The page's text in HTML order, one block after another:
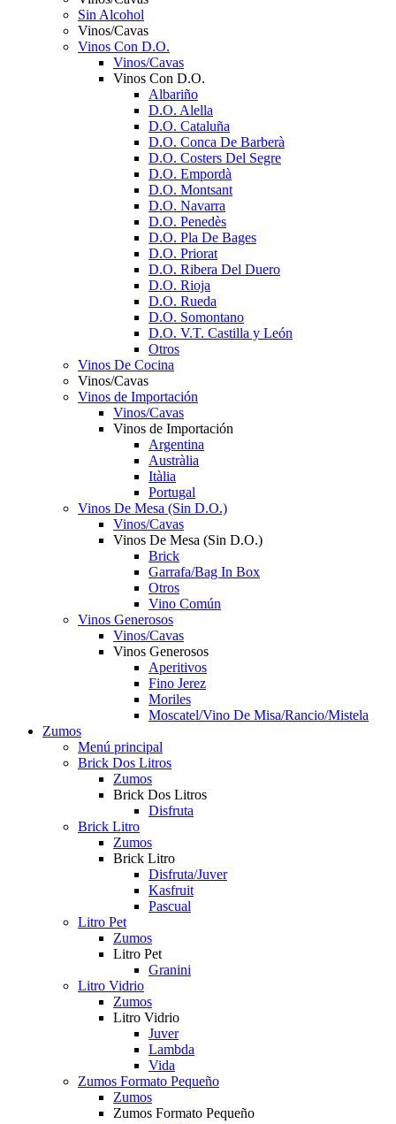
Sin Alcohol
Vinos/Cavas
Vinos Con D.O.
Vinos/Cavas
Vinos Con D.O.
Albariño
D.O. Alella
D.O. Cataluña
D.O. Conca De Barberà
D.O. Costers Del Segre
D.O. Empordà
D.O. Montsant
D.O. Navarra
D.O. Penedès
D.O. Pla De Bages
D.O. Priorat
D.O. Ribera Del Duero
D.O. Rioja
D.O. Rueda
D.O. Somontano
D.O. V.T. Castilla y León
Otros
Vinos De Cocina
Vinos/Cavas
Vinos de Importación
Vinos/Cavas
Vinos de Importación
Argentina
Austràlia
Itàlia
Portugal
Vinos De Mesa (Sin D.O.)
Vinos/Cavas
Vinos De Mesa (Sin D.O.)
Brick
Garrafa/Bag In Box
Otros
Vino Común
Vinos Generosos
Vinos/Cavas
Vinos Generosos
Aperitivos
Fino Jerez
Moriles
Moscatel/Vino De Misa/Rancio/Mistela
Zumos
Menú principal
Brick Dos Litros
Zumos
Brick Dos Litros
Disfruta
Brick Litro
Zumos
Brick Litro
Disfruta/Juver
Kasfruit
Pascual
Litro Pet
Zumos
Litro Pet
Granini
Litro Vidrio
Zumos
Litro Vidrio
Juver
Lambda
Vida
Zumos Formato Pequeño
Zumos
Zumos Formato Pequeño